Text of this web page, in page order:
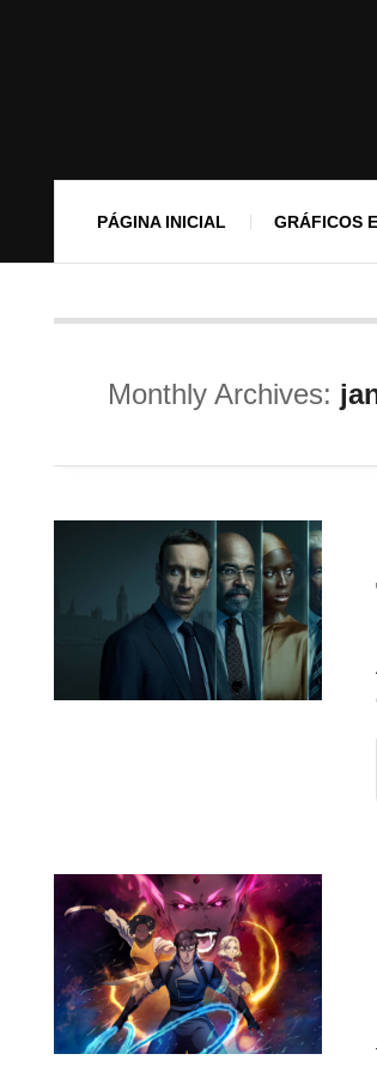
PÁGINA INICIAL GRÁFICOS
Monthly Archives: